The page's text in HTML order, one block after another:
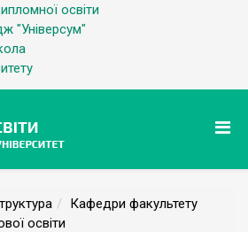
освіти
"Універсум"
Кафедри факультету
освіти